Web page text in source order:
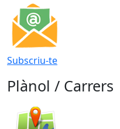
Subscriu-te
Plànol / Carrers